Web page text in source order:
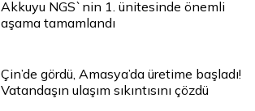
Akkuyu NGS`nin 1. ünitesinde önemli
aşama tamamlandı
Çin’de gördü, Amasya’da üretime başladı!
Vatandaşın ulaşım sıkıntısını çözdü